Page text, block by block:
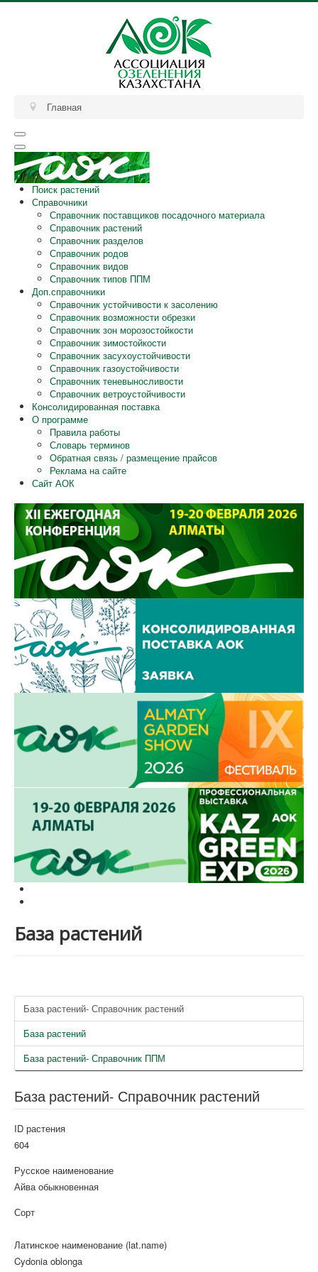
Главная
Поиск растений
Справочники
Справочник поставщиков посадочного материала
Справочник растений
Справочник разделов
Справочник родов
Справочник видов
Справочник типов ППМ
Доп.справочники
Справочник устойчивости к засолению
Справочник возможности обрезки
Справочник зон морозостойкости
Справочник зимостойкости
Справочник засухоустойчивости
Справочник газоустойчивости
Справочник теневыносливости
Справочник ветроустойчивости
Консолидированная поставка
О программе
Правила работы
Словарь терминов
Обратная связь / размещение прайсов
Реклама на сайте
Сайт АОК
База растений
База растений- Справочник растений
База растений
База растений- Справочник ППМ
База растений- Справочник растений
ID растения
604
Русское наименование
Айва обыкновенная
Сорт
Латинское наименование (lat.name)
Cydonia oblonga